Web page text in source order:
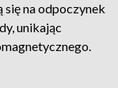
na odpoczynek
unikając